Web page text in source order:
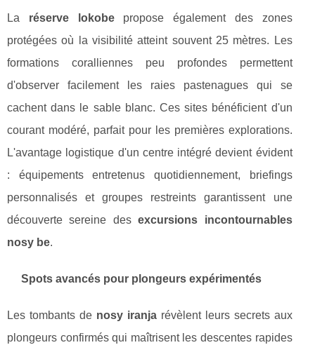
La réserve lokobepropose également des zones
protégées où la visibilité atteint souvent 25 mètres. Les
formations coralliennes peu profondes permettent
d'observer facilement les raies pastenagues qui se
cachent dans le sable blanc. Ces sites bénéficient d'un
courant modéré, parfait pour les premières explorations.
L'avantage logistique d'un centre intégré devient évident
: équipements entretenus quotidiennement, briefings
personnalisés et groupes restreints garantissent une
découverte sereine desexcursions incontournables
nosy be.
Spots avancés pour plongeurs expérimentés
Les tombants de nosy iranjarévèlent leurs secrets aux
plongeurs confirmés qui maîtrisent les descentes rapides